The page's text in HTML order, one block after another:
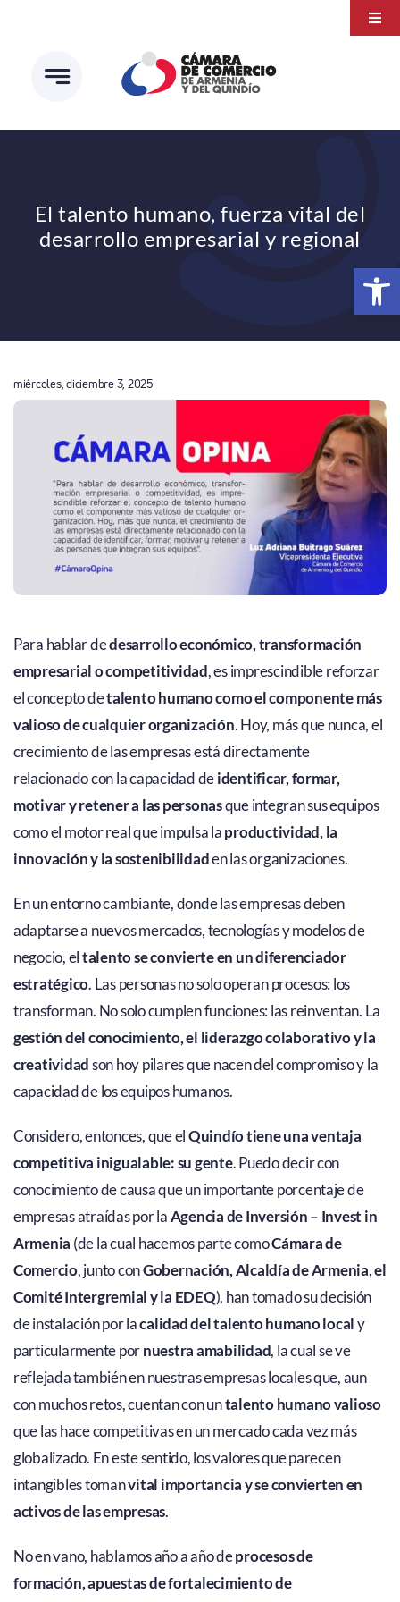
Abrir
contenido
El talento humano, fuerza vital del
desarrollo empresarial y regional
miércoles, diciembre 3, 2025
Para hablar dedesarrollo económico, transformación
empresarial o competitividad, es imprescindible reforzar
el concepto detalento humano como el componente más
valioso de cualquier organización. Hoy, más que nunca, el
crecimiento de las empresas está directamente
relacionado con la capacidad deidentificar, formar,
motivar y retener a las personasque integran sus equipos
como el motor real que impulsa laproductividad, la
innovación y la sostenibilidaden las organizaciones.
En un entorno cambiante, donde las empresas deben
adaptarse a nuevos mercados, tecnologías y modelos de
negocio, eltalento se convierte en un diferenciador
estratégico. Las personas no solo operan procesos: los
transforman. No solo cumplen funciones: las reinventan. La
gestión del conocimiento, el liderazgo colaborativo y la
creatividadson hoy pilares que nacen del compromiso y la
capacidad de los equipos humanos.
Considero, entonces, que elQuindío tiene una ventaja
competitiva inigualable: su gente. Puedo decir con
conocimiento de causa que un importante porcentaje de
empresas atraídas por laAgencia de Inversión – Invest in
Armenia (de la cual hacemos parte comoCámara de
Comercio, junto conGobernación, Alcaldía de Armenia, el
Comité Intergremial y la EDEQ), han tomado su decisión
de instalación por lacalidad del talento humano localy
particularmente pornuestra amabilidad, la cual se ve
reflejada también en nuestras empresas locales que, aun
con muchos retos, cuentan con untalento humano valioso
que las hace competitivas en un mercado cada vez más
globalizado. En este sentido, los valores que parecen
intangibles tomanvital importancia y se convierten en
activos de las empresas.
No en vano, hablamos año a año deprocesos de
formación, apuestas de fortalecimiento de